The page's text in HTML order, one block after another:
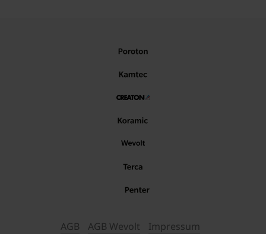
AGB AGB Wevolt
Impressum